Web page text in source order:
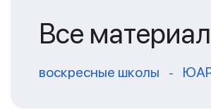
Все
воскресные школы -